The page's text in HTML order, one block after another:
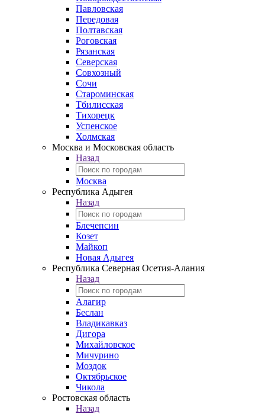
Павловская
Передовая
Полтавская
Роговская
Рязанская
Северская
Совхозный
Сочи
Староминская
Тбилисская
Тихорецк
Успенское
Холмская
Москва и Московская область
Назад
Москва
Республика Адыгея
Назад
Блечепсин
Козет
Майкоп
Новая Адыгея
Республика Северная Осетия-Алания
Назад
Алагир
Беслан
Владикавказ
Дигора
Михайловское
Мичурино
Моздок
Октябрьское
Чикола
Ростовская область
Назад